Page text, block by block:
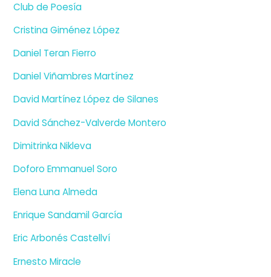
Club de Poesía
Cristina Giménez López
Daniel Teran Fierro
Daniel Viñambres Martínez
David Martínez López de Silanes
David Sánchez-Valverde Montero
Dimitrinka Nikleva
Doforo Emmanuel Soro
Elena Luna Almeda
Enrique Sandamil García
Eric Arbonés Castellví
Ernesto Miracle